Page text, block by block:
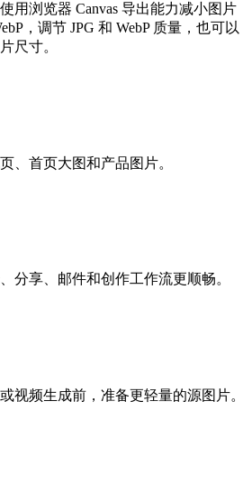
用浏览器 Canvas 导出能力减小图片
，调节 JPG 和 WebP 质量，也可以
尺寸。
、首页大图和产品图片。
分享、邮件和创作工作流更顺畅。
视频生成前，准备更轻量的源图片。